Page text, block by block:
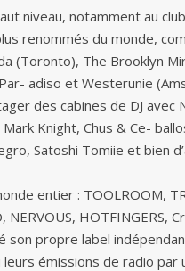
niveau, notamment au
renommés du monde,
(Toronto), The Brooklyn
adiso et Westerunie
des cabines de DJ avec
Knight, Chus & Ce-
Satoshi Tomiie et bien
entier : TOOLROOM,
NERVOUS, HOTFINGERS,
son propre label
émissions de radio par